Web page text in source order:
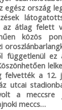
egész ország
az átlag felett
közös
függetlenül
felvették a 12.
utcai
a meccsre
meccs…